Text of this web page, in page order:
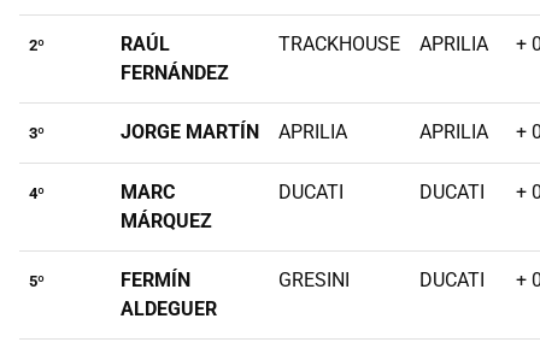
2º
RAÚL
FERNÁNDEZ
TRACKHOUSE APRILIA +
3º JORGE MARTÍN APRILIA APRILIA +
4º
MARC
MÁRQUEZ
DUCATI DUCATI +
5º
FERMÍN
ALDEGUER
GRESINI DUCATI +